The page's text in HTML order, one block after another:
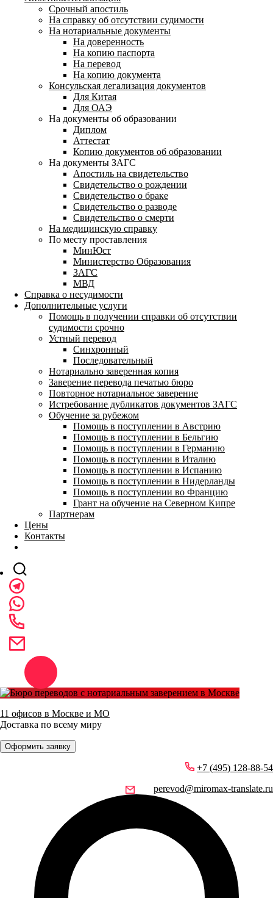
Срочный апостиль
На справку об отсутствии судимости
На нотариальные документы
На доверенность
На копию паспорта
На перевод
На копию документа
Консульская легализация документов
Для Китая
Для ОАЭ
На документы об образовании
Диплом
Аттестат
Копию документов об образовании
На документы ЗАГС
Апостиль на свидетельство
Свидетельство о рождении
Свидетельство о браке
Свидетельство о разводе
Свидетельство о смерти
На медицинскую справку
По месту проставления
МинЮст
Министерство Образования
ЗАГС
МВД
Справка о несудимости
Дополнительные услуги
Помощь в получении справки об отсутствии
судимости срочно
Устный перевод
Синхронный
Последовательный
Нотариально заверенная копия
Заверение перевода печатью бюро
Повторное нотариальное заверение
Истребование дубликатов документов ЗАГС
Обучение за рубежом
Помощь в поступлении в Австрию
Помощь в поступлении в Бельгию
Помощь в поступлении в Германию
Помощь в поступлении в Италию
Помощь в поступлении в Испанию
Помощь в поступлении в Нидерланды
Помощь в поступлении во Францию
Грант на обучение на Северном Кипре
Партнерам
Цены
Контакты
11 офисов в Москве и МО
Доставка по всему миру
Оформить заявку
+7 (495) 128-88-54
perevod@miromax-translate.ru